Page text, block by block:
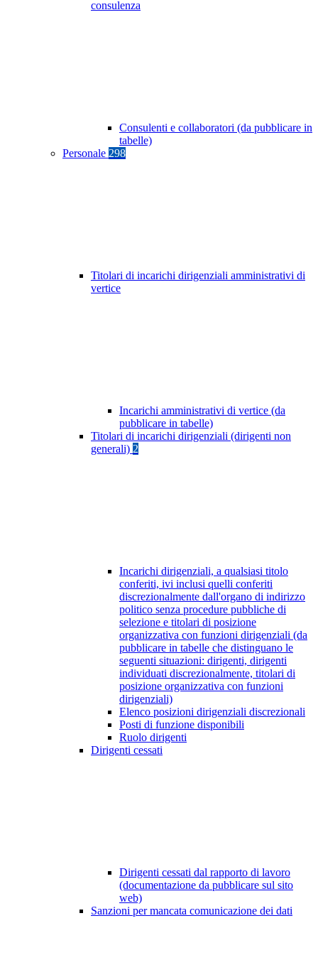
consulenza
Consulenti e collaboratori (da pubblicare in
tabelle)
Personale 298
Titolari di incarichi dirigenziali amministrativi di
vertice
Incarichi amministrativi di vertice (da
pubblicare in tabelle)
Titolari di incarichi dirigenziali (dirigenti non
generali) 2
Incarichi dirigenziali, a qualsiasi titolo
conferiti, ivi inclusi quelli conferiti
discrezionalmente dall'organo di indirizzo
politico senza procedure pubbliche di
selezione e titolari di posizione
organizzativa con funzioni dirigenziali (da
pubblicare in tabelle che distinguano le
seguenti situazioni: dirigenti, dirigenti
individuati discrezionalmente, titolari di
posizione organizzativa con funzioni
dirigenziali)
Elenco posizioni dirigenziali discrezionali
Posti di funzione disponibili
Ruolo dirigenti
Dirigenti cessati
Dirigenti cessati dal rapporto di lavoro
(documentazione da pubblicare sul sito
web)
Sanzioni per mancata comunicazione dei dati